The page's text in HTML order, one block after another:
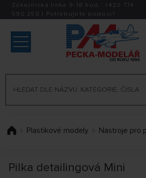
Zákaznická linka 9-18 hod.: +420 774
590 258 | Potřebujete pomoci?
Plastikové modely Nástroje pro
Pilka detailingová Mini